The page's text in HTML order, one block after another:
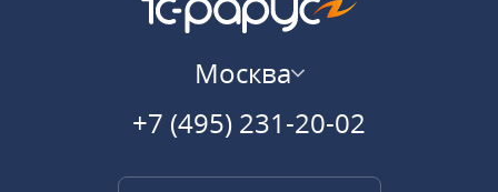
Москва
+7 (495) 231-20-02